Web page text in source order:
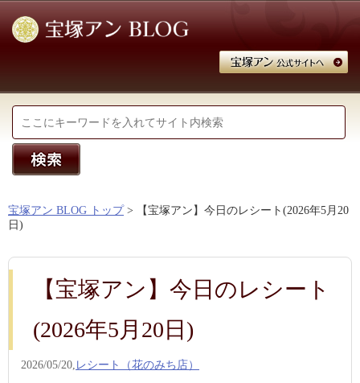
宝塚アン BLOG トップ > 【宝塚アン】今日のレシート(2026年5月20
日)
【宝塚アン】今日のレシート
(2026年5月20日)
2026/05/20, レシート（花のみち店）